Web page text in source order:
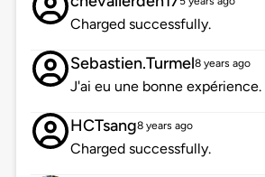
Charged successfully.
Sebastien.Turmel8 years ago
J'ai eu une bonne expérience.
HCTsang8 years ago
Charged successfully.